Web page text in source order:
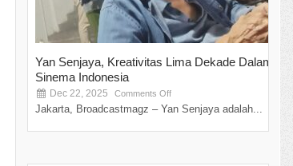
Yan Senjaya, Kreativitas Lima Dekade Dalam
Sinema Indonesia
Dec 22, 2025 Comments Off
Jakarta, Broadcastmagz – Yan Senjaya adalah...